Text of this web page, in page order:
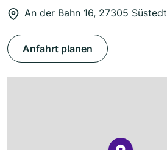
An der Bahn 16, 27305 Süstedt
Anfahrt planen